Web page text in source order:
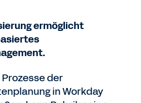
ermöglicht
der
in Workday